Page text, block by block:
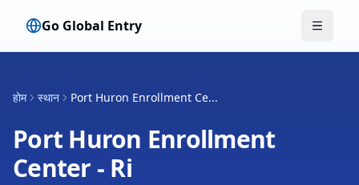
Go Global Entry मेनू टॉगल
होम स्थान Port Huron Enrollment Ce...
Port Huron Enrollment
Center - Ri